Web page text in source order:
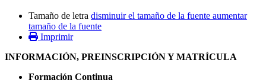
Tamaño de letra disminuir el tamaño de la fuente aumentar
tamaño de la fuente
Imprimir
INFORMACIÓN, PREINSCRIPCIÓN Y MATRÍCULA
Formación Continua